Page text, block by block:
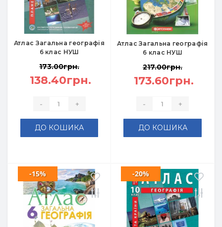
Атлас Загальна географія
6 клас НУШ
173.00грн.
138.40грн.
- +
ДО КОШИКА
Атлас Загальна географія
6 клас НУШ
217.00грн.
173.60грн.
- +
ДО КОШИКА
-15% -20%